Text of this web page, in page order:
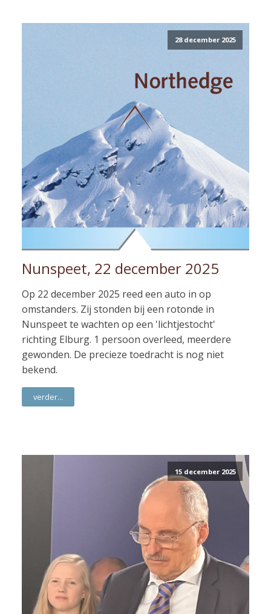
28 december 2025
Nunspeet, 22 december 2025
Op 22 december 2025 reed een auto in op
omstanders. Zij stonden bij een rotonde in
Nunspeet te wachten op een 'lichtjestocht'
richting Elburg. 1 persoon overleed, meerdere
gewonden. De precieze toedracht is nog niet
bekend.
verder...
15 december 2025